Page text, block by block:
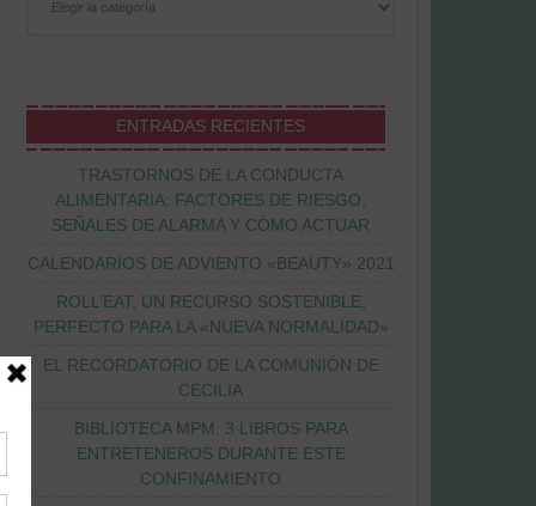
ENTRADAS RECIENTES
TRASTORNOS DE LA CONDUCTA
ALIMENTARIA: FACTORES DE RIESGO,
SEÑALES DE ALARMA Y CÓMO ACTUAR
CALENDARIOS DE ADVIENTO «BEAUTY» 2021
ROLL’EAT, UN RECURSO SOSTENIBLE,
PERFECTO PARA LA «NUEVA NORMALIDAD»
EL RECORDATORIO DE LA COMUNIÓN DE
CECILIA
BIBLIOTECA MPM: 3 LIBROS PARA
ENTRETENEROS DURANTE ESTE
CONFINAMIENTO